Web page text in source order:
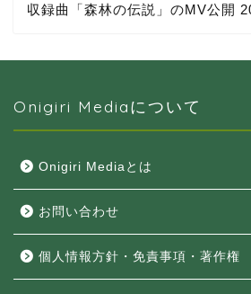
収録曲「森林の伝説」のMV公開
Onigiri Mediaについて
Onigiri Mediaとは
お問い合わせ
個人情報方針・免責事項・著作権